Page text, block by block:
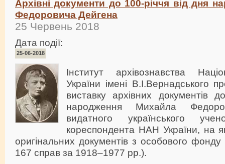
Архівні документи до 100-річчя від дня
Федоровича Дейгена
25 Червень 2018
Дата події:
25-06-2018
Інститут архівознавства
України імені В.І.Вернадського
виставку архівних документів
народження Михайла
видатного українського
кореспондента НАН України, на
оригінальних документів з особового
167 справ за 1918–1977 рр.).